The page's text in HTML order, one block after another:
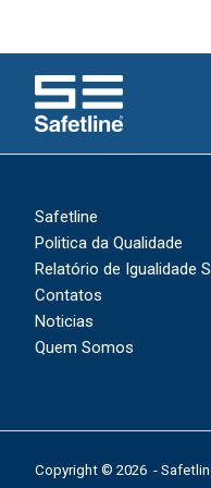
Safetline
Politica da Qualidade
Relatório de Igualidade
Contatos
Noticias
Quem Somos
Copyright © 2026 -